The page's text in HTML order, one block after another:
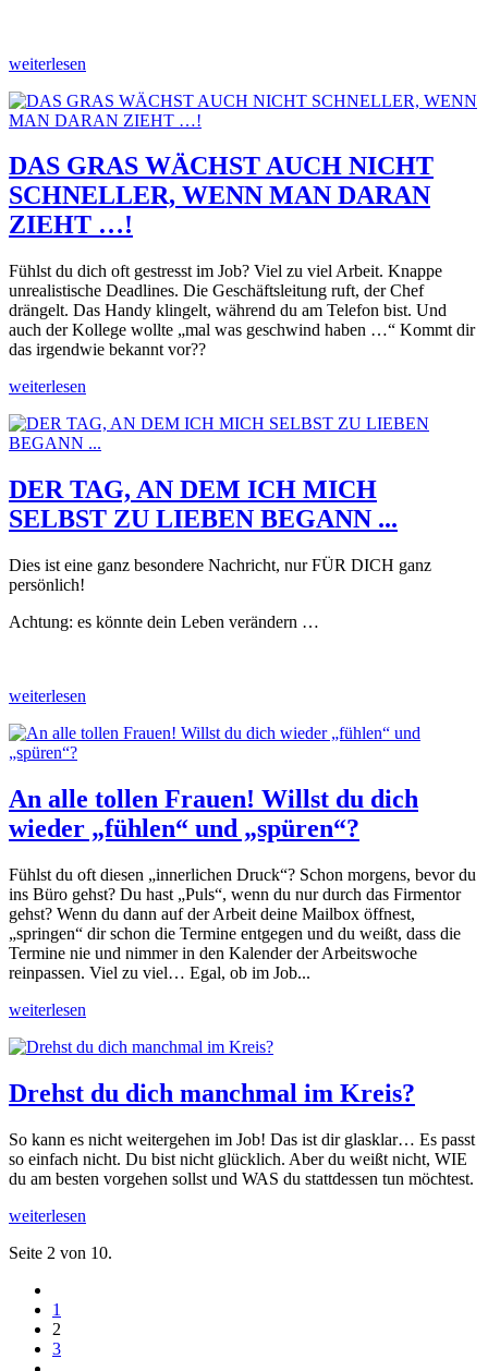
weiterlesen
DAS GRAS WÄCHST AUCH NICHT
SCHNELLER, WENN MAN DARAN
ZIEHT …!
Fühlst du dich oft gestresst im Job? Viel zu viel Arbeit. Knappe
unrealistische Deadlines. Die Geschäftsleitung ruft, der Chef
drängelt. Das Handy klingelt, während du am Telefon bist. Und
auch der Kollege wollte „mal was geschwind haben …“ Kommt dir
das irgendwie bekannt vor??
weiterlesen
DER TAG, AN DEM ICH MICH
SELBST ZU LIEBEN BEGANN ...
Dies ist eine ganz besondere Nachricht, nur FÜR DICH ganz
persönlich!
Achtung: es könnte dein Leben verändern …
weiterlesen
An alle tollen Frauen! Willst du dich
wieder „fühlen“ und „spüren“?
Fühlst du oft diesen „innerlichen Druck“? Schon morgens, bevor du
ins Büro gehst? Du hast „Puls“, wenn du nur durch das Firmentor
gehst? Wenn du dann auf der Arbeit deine Mailbox öffnest,
„springen“ dir schon die Termine entgegen und du weißt, dass die
Termine nie und nimmer in den Kalender der Arbeitswoche
reinpassen. Viel zu viel… Egal, ob im Job...
weiterlesen
Drehst du dich manchmal im Kreis?
So kann es nicht weitergehen im Job! Das ist dir glasklar… Es passt
so einfach nicht. Du bist nicht glücklich. Aber du weißt nicht, WIE
du am besten vorgehen sollst und WAS du stattdessen tun möchtest.
weiterlesen
Seite 2 von 10.
1
2
3